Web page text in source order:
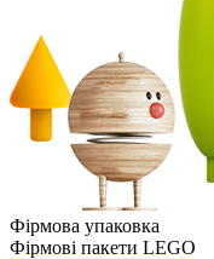
Фірмова упаковка
Фірмові пакети LEGO